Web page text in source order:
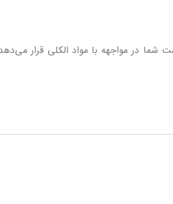
در مواجهه با مواد الکلی قرار